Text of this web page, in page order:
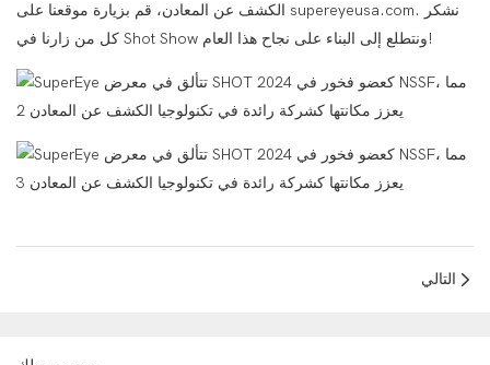
الكشف عن المعادن، قم بزيارة موقعنا على supereyeusa.com. نشكر
كل من زارنا في Shot Show ونتطلع إلى البناء على نجاح هذا العام!
التالي